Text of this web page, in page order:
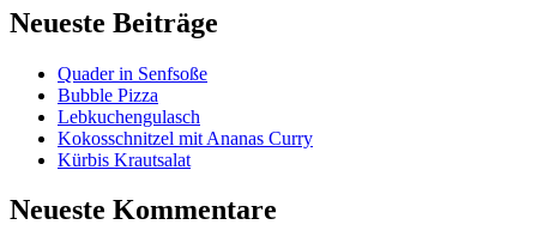
Neueste Beiträge
Quader in Senfsoße
Bubble Pizza
Lebkuchengulasch
Kokosschnitzel mit Ananas Curry
Kürbis Krautsalat
Neueste Kommentare